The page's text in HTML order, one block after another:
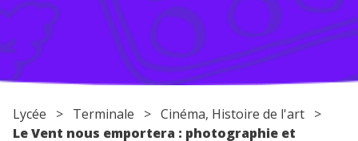
Conseils pour les parents
Lycée > Terminale > Cinéma, Histoire de l'art >
Le Vent nous emportera : photographie et